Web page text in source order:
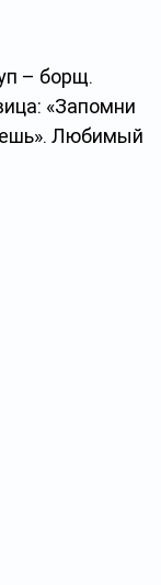
– борщ.
«Запомни
Любимый